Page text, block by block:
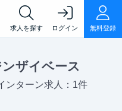
求人を探す ログイン 無料登録
ザイベース
ンターン求人：1件